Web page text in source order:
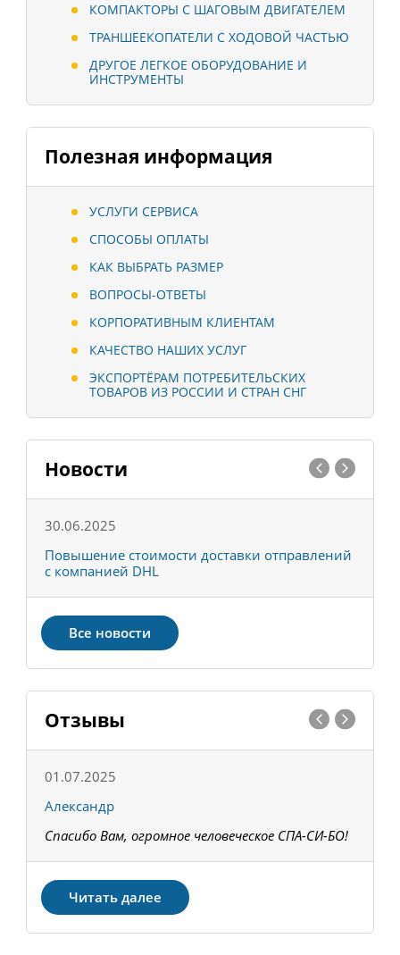
КОМПАКТОРЫ С ШАГОВЫМ ДВИГАТЕЛЕМ
ТРАНШЕЕКОПАТЕЛИ С ХОДОВОЙ ЧАСТЬЮ
ДРУГОЕ ЛЕГКОЕ ОБОРУДОВАНИЕ И
ИНСТРУМЕНТЫ
Полезная информация
УСЛУГИ СЕРВИСА
СПОСОБЫ ОПЛАТЫ
КАК ВЫБРАТЬ РАЗМЕР
ВОПРОСЫ-ОТВЕТЫ
КОРПОРАТИВНЫМ КЛИЕНТАМ
КАЧЕСТВО НАШИХ УСЛУГ
ЭКСПОРТЁРАМ ПОТРЕБИТЕЛЬСКИХ
ТОВАРОВ ИЗ РОССИИ И СТРАН СНГ
Новости
30.06.2025
Повышение стоимости доставки отправлений
с компанией DHL
Все новости
Отзывы
01.07.2025
Александр
Спасибо Вам, огромное человеческое СПА-СИ-БО!
Читать далее